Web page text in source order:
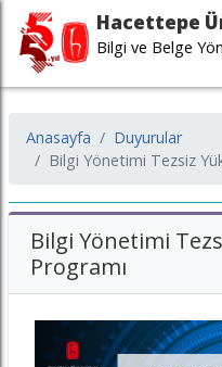
Hacettepe
Bilgi ve Belge
Anasayfa
Duyurular
Bilgi Yönetimi Tezsiz
Bilgi Yönetimi
Programı